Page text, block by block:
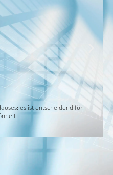
es ist entscheidend für
…